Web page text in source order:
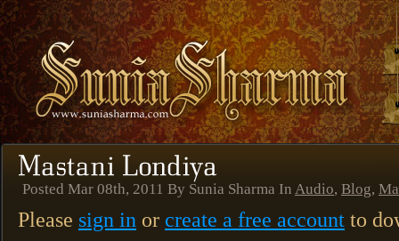
Posted Mar 08th, 2011 By Sunia Sharma In Audio, Blog,
Please sign in or create a free account to